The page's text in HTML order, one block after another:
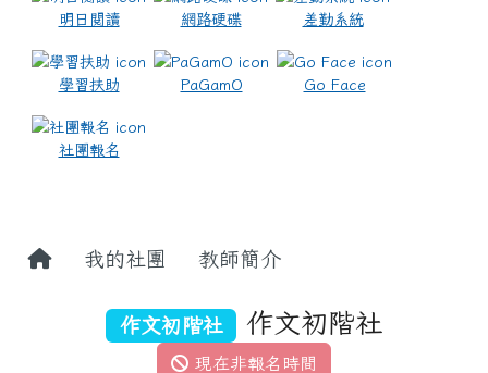
明日閱讀 網路硬碟 差勤系統
學習扶助 PaGamO Go Face
社團報名
我的社團 教師簡介
作文初階社 作文初階社
現在非報名時間